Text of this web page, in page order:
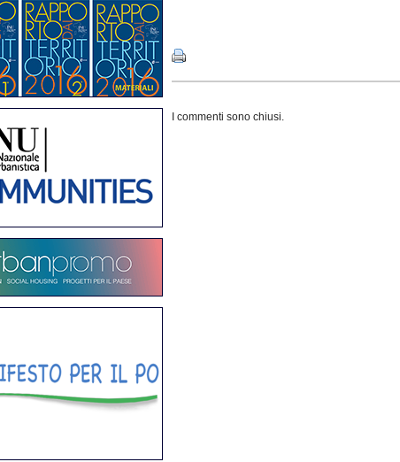
I commenti sono chiusi.